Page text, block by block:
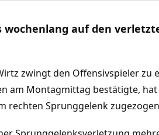
wochenlang auf den
zwingt den Offensivspieler zu
am Montagmittag bestätigte, hat
rechten Sprunggelenk